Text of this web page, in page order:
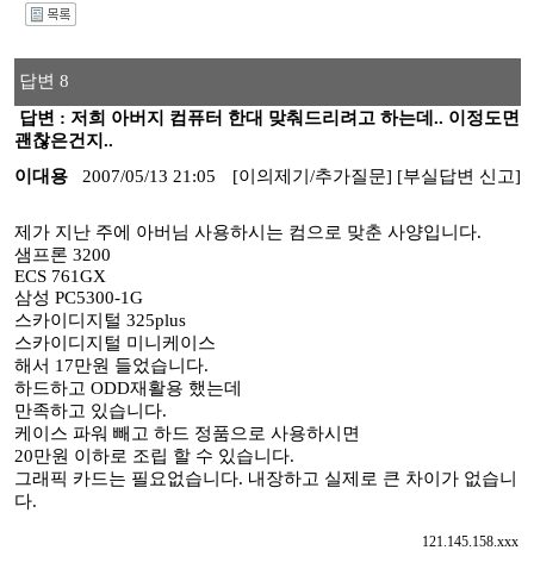
답변 8
답변 : 저희 아버지 컴퓨터 한대 맞춰드리려고 하는데.. 이정도면
괜찮은건지..
이대용
2007/05/13 21:05 [이의제기/추가질문] [부실답변 신고]
제가 지난 주에 아버님 사용하시는 컴으로 맞춘 사양입니다.
샘프론 3200
ECS 761GX
삼성 PC5300-1G
스카이디지털 325plus
스카이디지털 미니케이스
해서 17만원 들었습니다.
하드하고 ODD재활용 했는데
만족하고 있습니다.
케이스 파워 빼고 하드 정품으로 사용하시면
20만원 이하로 조립 할 수 있습니다.
그래픽 카드는 필요없습니다. 내장하고 실제로 큰 차이가 없습니
다.
121.145.158.xxx